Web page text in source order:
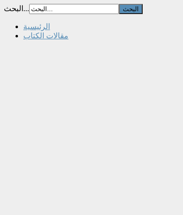
البحث...
الرئيسية
مقالات الكتاب